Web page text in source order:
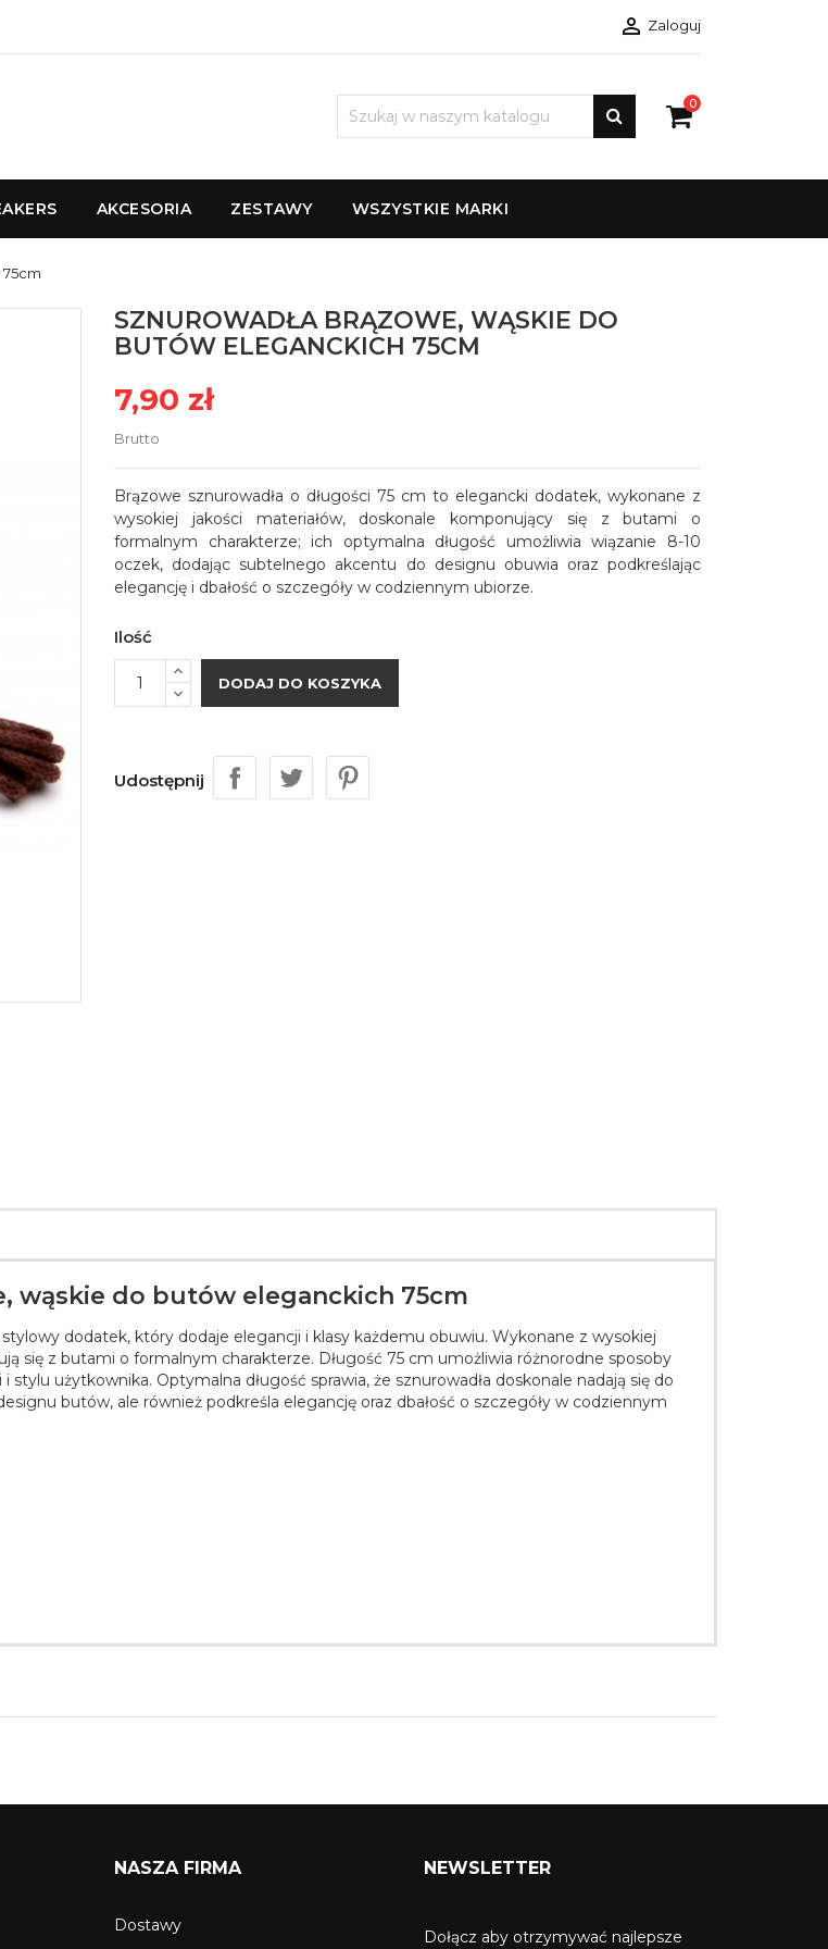
 Zaloguj
0
AKCESORIA ZESTAWY WSZYSTKIE MARKI
SZNUROWADŁA BRĄZOWE, WĄSKIE DO
BUTÓW ELEGANCKICH 75CM
7,90 zł
Brutto
Brązowe sznurowadła o długości 75 cm to elegancki dodatek, wykonane z
wysokiej jakości materiałów, doskonale komponujący się z butami o
formalnym charakterze; ich optymalna długość umożliwia wiązanie 8-10
oczek, dodając subtelnego akcentu do designu obuwia oraz podkreślając
elegancję i dbałość o szczegóły w codziennym ubiorze.
Ilość
DODAJ DO KOSZYKA
Udostępnij
wąskie do butów eleganckich 75cm
dodatek, który dodaje elegancji i klasy każdemu obuwiu. Wykonane z wysokiej
się z butami o formalnym charakterze. Długość 75 cm umożliwia różnorodne sposoby
użytkownika. Optymalna długość sprawia, że sznurowadła doskonale nadają się do
butów, ale również podkreśla elegancję oraz dbałość o szczegóły w codziennym
NASZA FIRMA
Dostawy
NEWSLETTER
Dołącz aby otrzymywać najlepsze